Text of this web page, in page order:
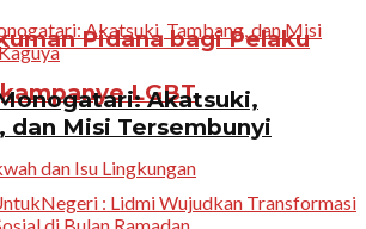
Pidana bagi Pelaku
LGBT
Akatsuki,
dan Misi Tersembunyi